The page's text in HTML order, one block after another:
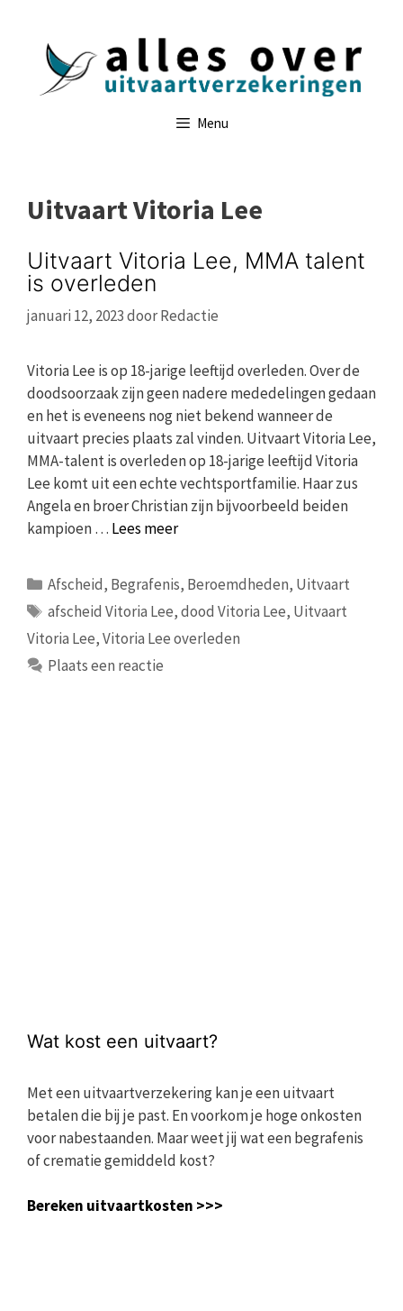
Menu
Uitvaart Vitoria Lee
Uitvaart Vitoria Lee, MMA talent
is overleden
januari 12, 2023doorRedactie
Vitoria Lee is op 18-jarige leeftijd overleden. Over de
doodsoorzaak zijn geen nadere mededelingen gedaan
en het is eveneens nog niet bekend wanneer de
uitvaart precies plaats zal vinden. Uitvaart Vitoria Lee,
MMA-talent is overleden op 18-jarige leeftijd Vitoria
Lee komt uit een echte vechtsportfamilie. Haar zus
Angela en broer Christian zijn bijvoorbeeld beiden
kampioen … Lees meer
Categorieën
Afscheid, Begrafenis, Beroemdheden, Uitvaart
Tags
afscheid Vitoria Lee,dood Vitoria Lee, Uitvaart
Vitoria Lee,Vitoria Lee overleden
Plaats een reactie
Wat kost een uitvaart?
Met een uitvaartverzekering kan je een uitvaart
betalen die bij je past. En voorkom je hoge onkosten
voor nabestaanden. Maar weet jij wat een begrafenis
of crematie gemiddeld kost?
Bereken uitvaartkosten >>>